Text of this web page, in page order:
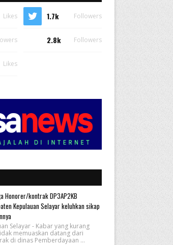
Likes 1.7k Followers
2.8k Followers
Likes
Honorer/kontrak DP3AP2KB
Kepulauan Selayar keluhkan sikap
Selayar - Kabar yang kurang
memuaskan datang dari
di dinas Pemberdayaan ...